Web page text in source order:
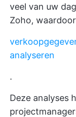
veel van uw
Zoho,
analyseren
.
Deze analyses